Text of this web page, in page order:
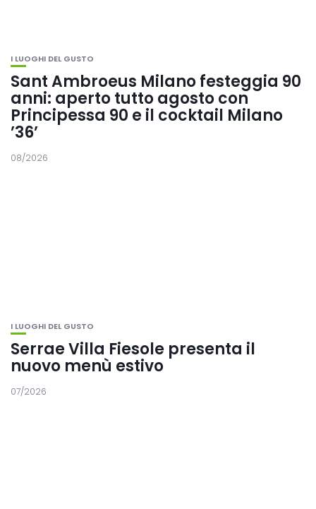
I LUOGHI DEL GUSTO
Sant Ambroeus Milano festeggia 90
anni: aperto tutto agosto con
Principessa 90 e il cocktail Milano
’36’
08/2026
I LUOGHI DEL GUSTO
Serrae Villa Fiesole presenta il
nuovo menù estivo
07/2026